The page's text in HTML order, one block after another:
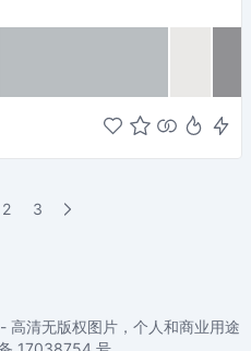
2 3
高清无版权图片，个人和商业用途